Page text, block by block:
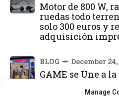
Manage
Motor de 800 W,
ruedas todo
solo 300 euros y
adquisición
BLOG December
GAME se Une a